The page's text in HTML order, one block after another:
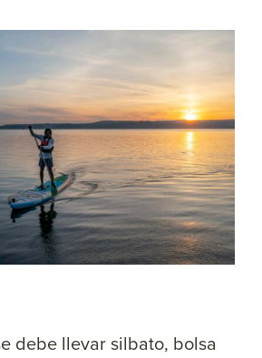
debe llevar silbato, bolsa